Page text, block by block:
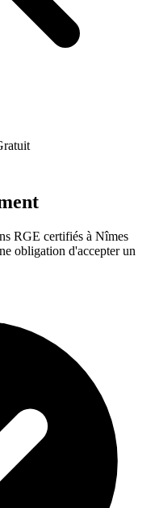
RGE certifiés à Nîmes
obligation d'accepter un